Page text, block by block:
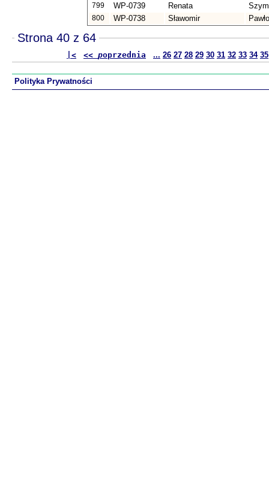
799 WP-0739 Renata
800 WP-0738 Sławomir
Strona 40 z 64
|< << poprzednia ... 26 27 28 29 30 31 32 33 34 35
Polityka Prywatności